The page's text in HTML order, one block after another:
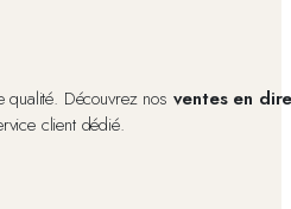
Découvrez nos ventes en
client dédié.